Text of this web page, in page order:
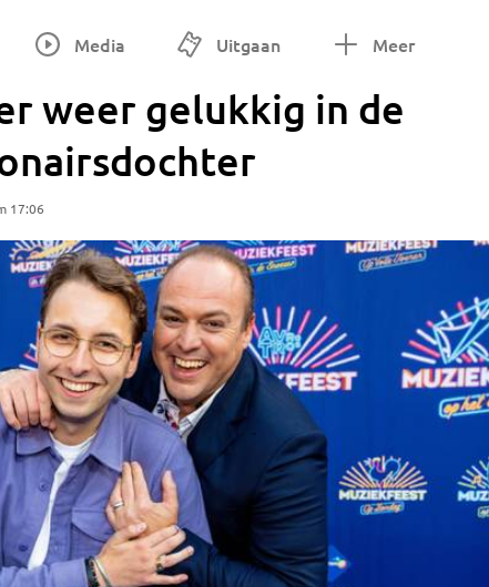
Media Uitgaan Meer
weer gelukkig in de
17:06